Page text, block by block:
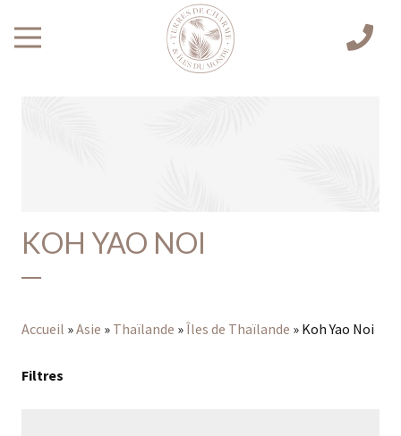
KOH YAO NOI
Accueil »Asie » Thaïlande »Îles de Thaïlande » Koh Yao Noi
Filtres